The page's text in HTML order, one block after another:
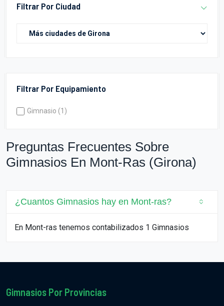
Filtrar Por Ciudad
Filtrar Por Equipamiento
Gimnasio (1)
Preguntas Frecuentes Sobre
Gimnasios En Mont-Ras (Girona)
¿Cuantos Gimnasios hay en Mont-ras?
En Mont-ras tenemos contabilizados 1 Gimnasios
Gimnasios Por Provincias